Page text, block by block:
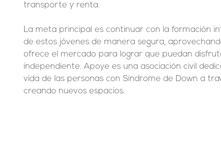
transporte y renta.
La meta principal es continuar con la formación
de estos jóvenes de manera segura,
ofrece el mercado para lograr que puedan
independiente. Apoye es una asociación civil
vida de las personas con Síndrome de Down a
creando nuevos espacios.